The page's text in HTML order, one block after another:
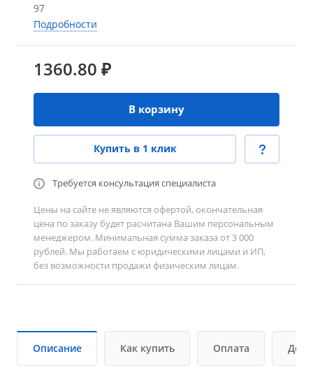
97
Подробности
1360.80 ₽
В корзину
Купить в 1 клик
Требуется консультация специалиста
Цены на сайте не являются офертой, окончательная
цена по заказу будет расчитана Вашим персональным
менеджером. Минимальная сумма заказа от 3 000
рублей. Мы работаем с юридическими лицами и ИП,
без возможности продажи физическим лицам.
Описание Как купить Оплата